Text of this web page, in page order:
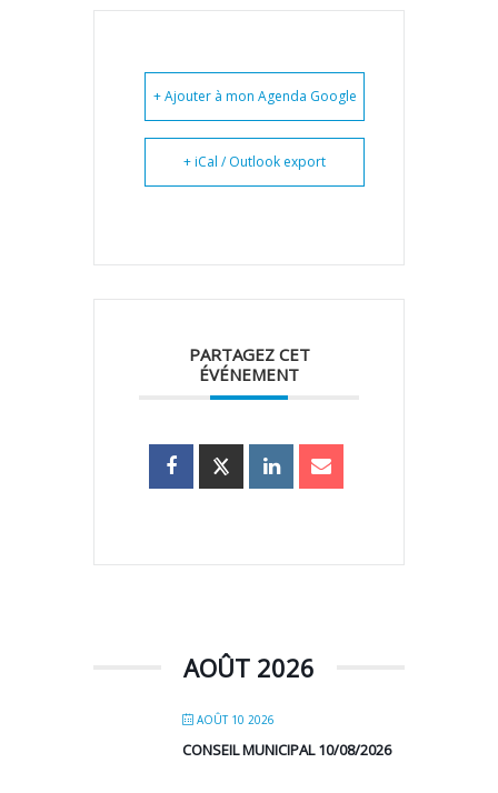
+ Ajouter à mon Agenda Google
+ iCal / Outlook export
PARTAGEZ CET
ÉVÉNEMENT
AOÛT 2026
AOÛT 10 2026
CONSEIL MUNICIPAL 10/08/2026